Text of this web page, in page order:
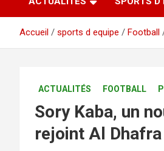
Accueil sports d equipe Football
ACTUALITÉS FOOTBALL
Sory Kaba, un
rejoint Al Dhafra